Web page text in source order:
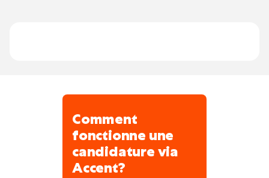
Comment
fonctionne une
candidature via
Accent?